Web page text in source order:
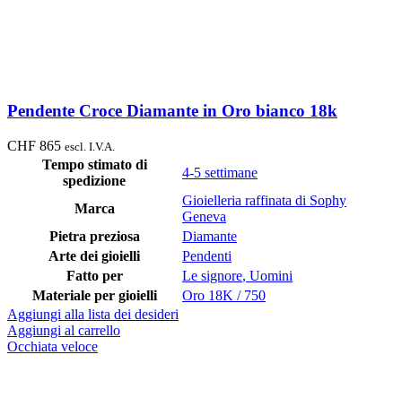
Pendente Croce Diamante in Oro bianco 18k
CHF 865 escl. I.V.A.
Tempo stimato di
spedizione
4-5 settimane
Marca
Gioielleria raffinata di Sophy
Geneva
Pietra preziosa
Diamante
Arte dei gioielli
Pendenti
Fatto per
Le signore, Uomini
Materiale per gioielli
Oro 18K / 750
Aggiungi alla lista dei desideri
Aggiungi al carrello
Occhiata veloce